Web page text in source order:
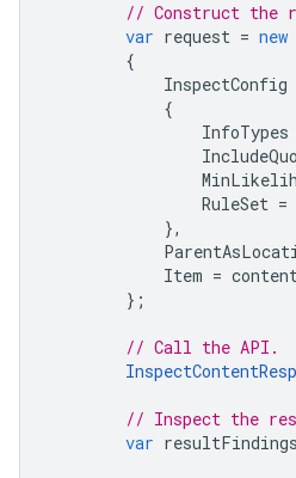
// Construct the
var request = new
{
InspectConfig
{
InfoTypes
RuleSet =
},
Item =
};
// Call the API.
// Inspect the
var resultFindings